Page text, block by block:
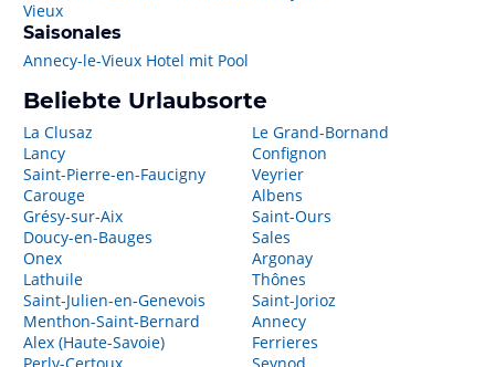
Vieux
Saisonales
Annecy-le-Vieux Hotel mit Pool
Beliebte Urlaubsorte
La Clusaz
Lancy
Saint-Pierre-en-Faucigny
Carouge
Grésy-sur-Aix
Doucy-en-Bauges
Onex
Lathuile
Saint-Julien-en-Genevois
Menthon-Saint-Bernard
Alex (Haute-Savoie)
Le Grand-Bornand
Confignon
Veyrier
Albens
Saint-Ours
Sales
Argonay
Thônes
Saint-Jorioz
Annecy
Ferrieres